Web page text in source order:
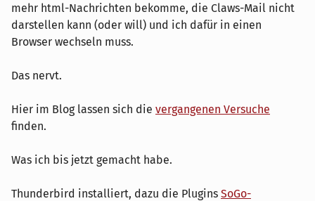
mehr html-Nachrichten bekomme, die Claws-Mail nicht
darstellen kann (oder will) und ich dafür in einen
Browser wechseln muss.
Das nervt.
Hier im Blog lassen sich die vergangenen Versuche
finden.
Was ich bis jetzt gemacht habe.
Thunderbird installiert, dazu die Plugins SoGo-